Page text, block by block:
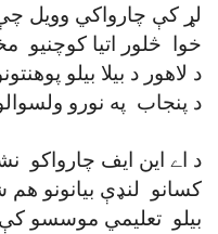
لړ کې چارواکي وويل
خوا څلور اتيا کوچنيو
د لاهور د بيلا بيلو
د پنجاب په نورو
د اے اين ايف چارواکو
کسانو لنډې بيانونو
بيلو تعليمي موسسو